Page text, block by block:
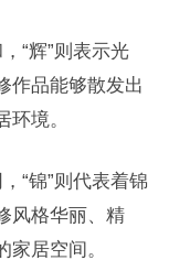
“辉”则表示光
作品能够散发出
境。
“锦”则代表着锦
风格华丽、精
居空间。